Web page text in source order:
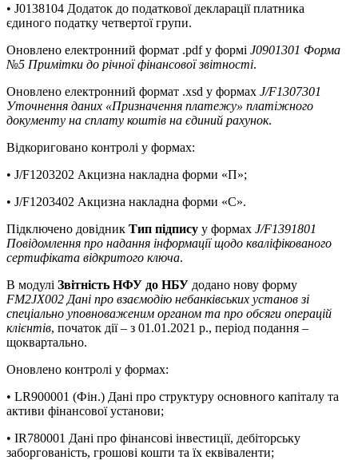
• J0138104 Додаток до податкової декларації платника
єдиного податку четвертої групи.
Оновлено електронний формат .pdf у формі J0901301 Форма
№5 Примітки до річної фінансової звітності.
Оновлено електронний формат .xsd у формах J/F1307301
Уточнення даних «Призначення платежу» платіжного
документу на сплату коштів на єдиний рахунок.
Відкориговано контролі у формах:
• J/F1203202 Акцизна накладна форми «П»;
• J/F1203402 Акцизна накладна форми «C».
Підключено довідник Тип підпису у формах J/F1391801
Повідомлення про надання інформації щодо кваліфікованого
сертифіката відкритого ключа.
В модулі Звітність НФУ до НБУ додано нову форму
FM2JX002 Дані про взаємодію небанківських установ зі
спеціально уповноваженим органом та про обсяги операцій
клієнтів, початок дії – з 01.01.2021 р., період подання –
щоквартально.
Оновлено контролі у формах:
• LR900001 (Фін.) Дані про структуру основного капіталу та
активи фінансової установи;
• IR780001 Дані про фінансові інвестиції, дебіторську
заборгованість, грошові кошти та їх еквіваленти;